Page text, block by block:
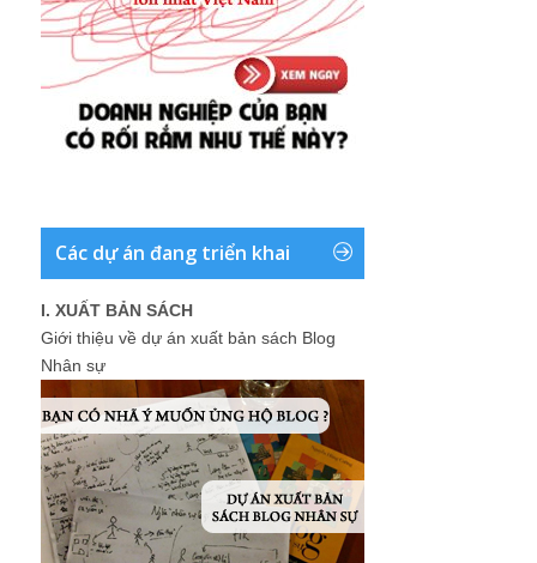
Các dự án đang triển khai
I. XUẤT BẢN SÁCH
Giới thiệu về dự án xuất bản sách Blog
Nhân sự